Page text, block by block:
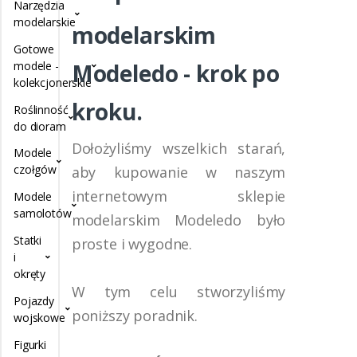
Narzędzia
modelarskie
Gotowe
modele -
kolekcjonerskie
Roślinność
do dioram
Modele
czołgów
Modele
samolotów
Statki
i
okręty
Pojazdy
wojskowe
Figurki
modelarskim
Modeledo - krok po
kroku.
Dołożyliśmy wszelkich starań,
aby kupowanie w naszym
internetowym sklepie
modelarskim
Modeledo było
proste i wygodne.
W tym celu stworzyliśmy
poniższy poradnik.